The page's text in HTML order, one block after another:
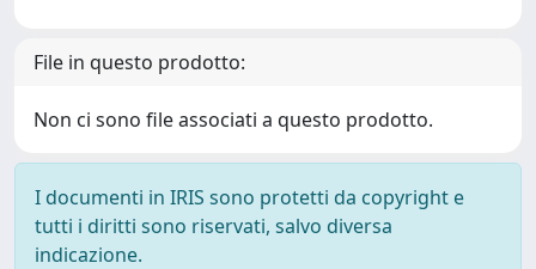
File in questo prodotto:
Non ci sono file associati a questo prodotto.
I documenti in IRIS sono protetti da copyright e
tutti i diritti sono riservati, salvo diversa
indicazione.